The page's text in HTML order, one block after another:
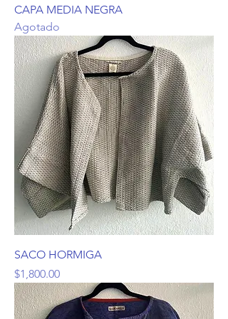
CAPA MEDIA NEGRA
Agotado
SACO HORMIGA
Precio
$1,800.00